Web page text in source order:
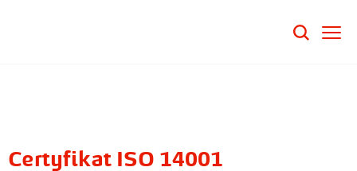
Certyfikat ISO 14001